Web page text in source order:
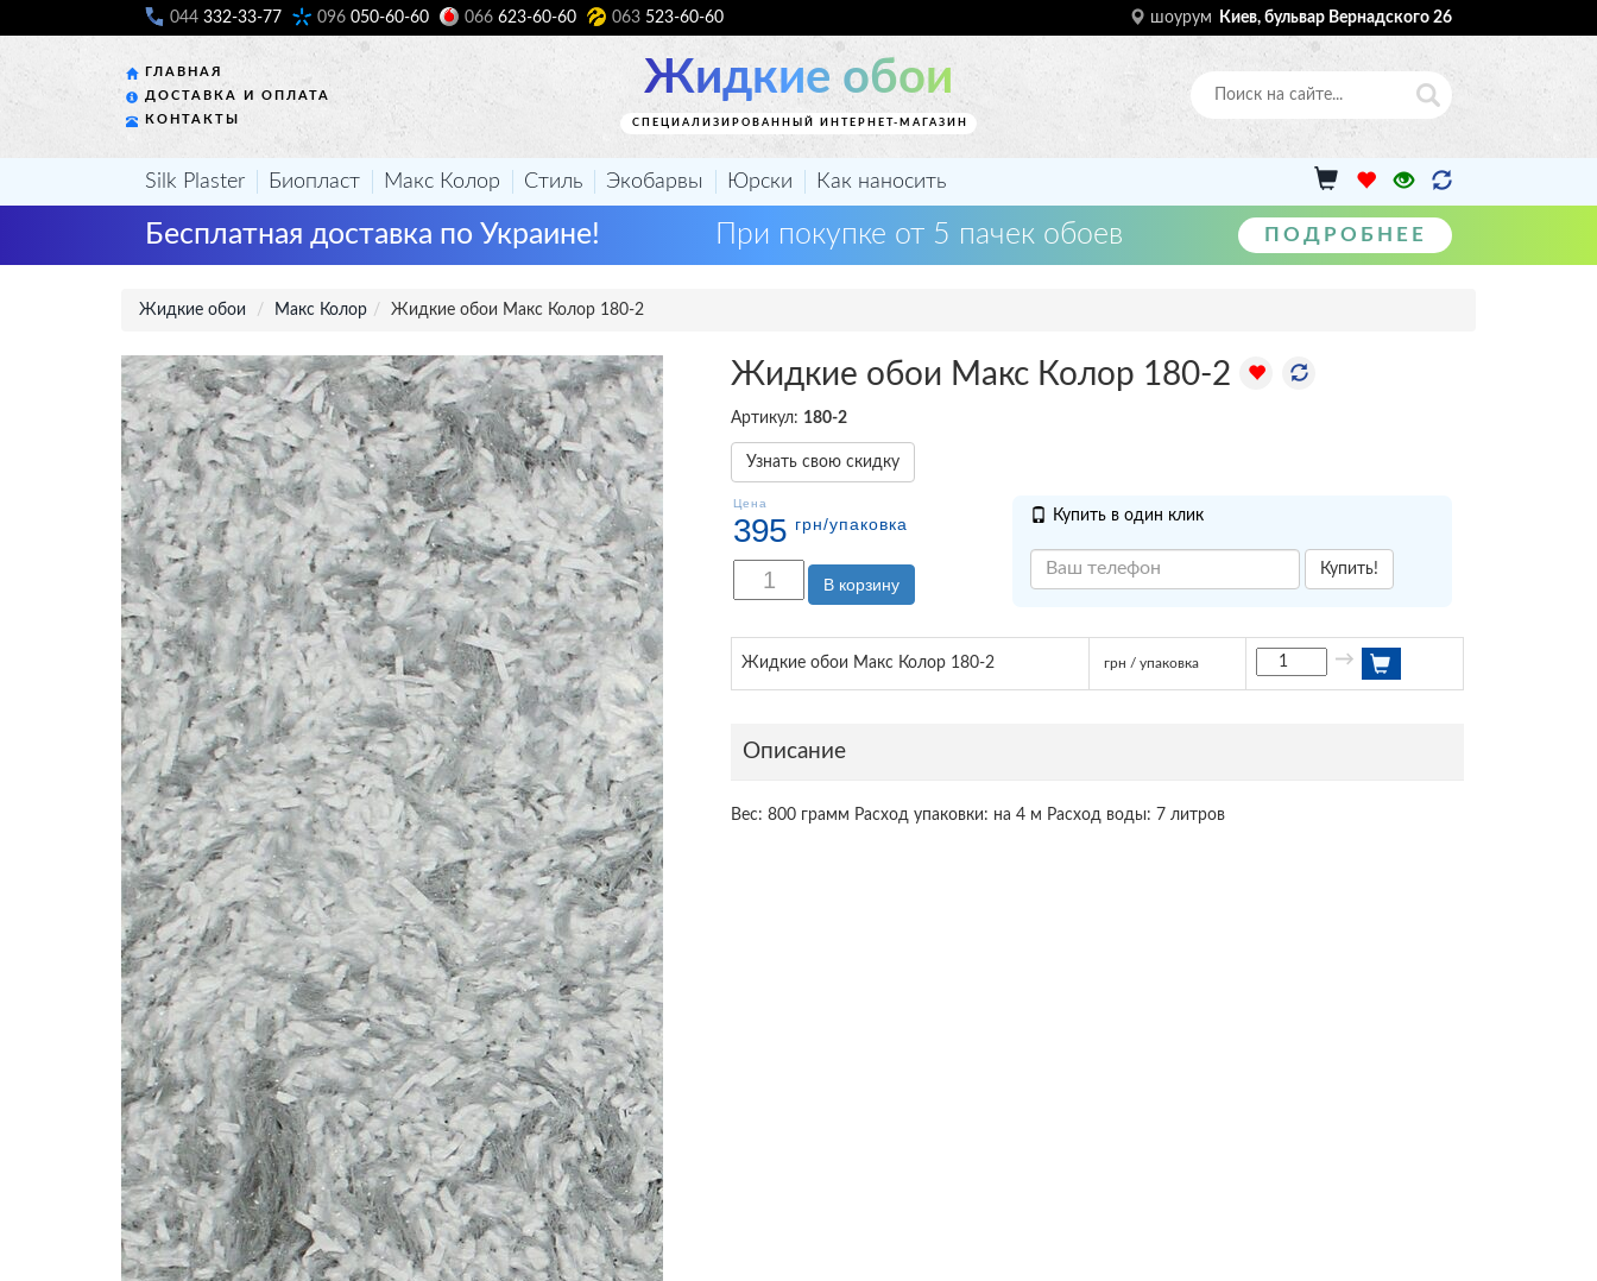
044 332-33-77 096 050-60-60 066 623-60-60 063 523-60-60 шоурум Киев, бульвар Вернадского 26
ГЛАВНАЯ
ДОСТАВКА И ОПЛАТА
КОНТАКТЫ
Жидкие обои
СПЕЦИАЛИЗИРОВАННЫЙ ИНТЕРНЕТ-МАГАЗИН
Silk Plaster Биопласт Макс Колор Стиль Экобарвы Юрски Как наносить
Бесплатная доставка по Украине! При покупке от 5 пачек обоев ПОДРОБНЕЕ
Жидкие обои Макс Колор Жидкие обои Макс Колор 180-2
Жидкие обои Макс Колор 180-2
Артикул: 180-2
Узнать свою скидку
Цена
395 грн/упаковка
В корзину
Купить в один клик
Купить!
Жидкие обои Макс Колор 180-2 грн / упаковка →
Описание
Вес: 800 грамм Расход упаковки: на 4 м Расход воды: 7 литров